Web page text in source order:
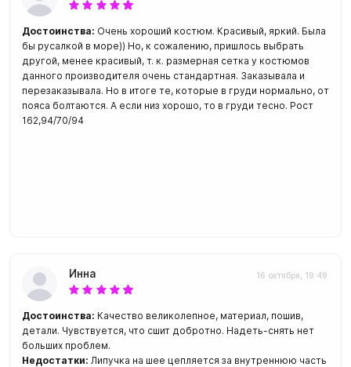
Достоинства: Очень хороший костюм. Красивый, яркий. Была
бы русалкой в море)) Но, к сожалению, пришлось выбрать
другой, менее красивый, т. к. размерная сетка у костюмов
данного производителя очень стандартная. Заказывала и
перезаказывала. Но в итоге те, которые в груди нормально, от
пояса болтаются. А если низ хорошо, то в груди тесно. Рост
162,94/70/94
Инна 16 октября, 19:49
Достоинства: Качество великолепное, материал, пошив,
детали. Чувствуется, что сшит добротно. Надеть-снять нет
больших проблем.
Недостатки: Липучка на шее цепляется за внутреннюю часть